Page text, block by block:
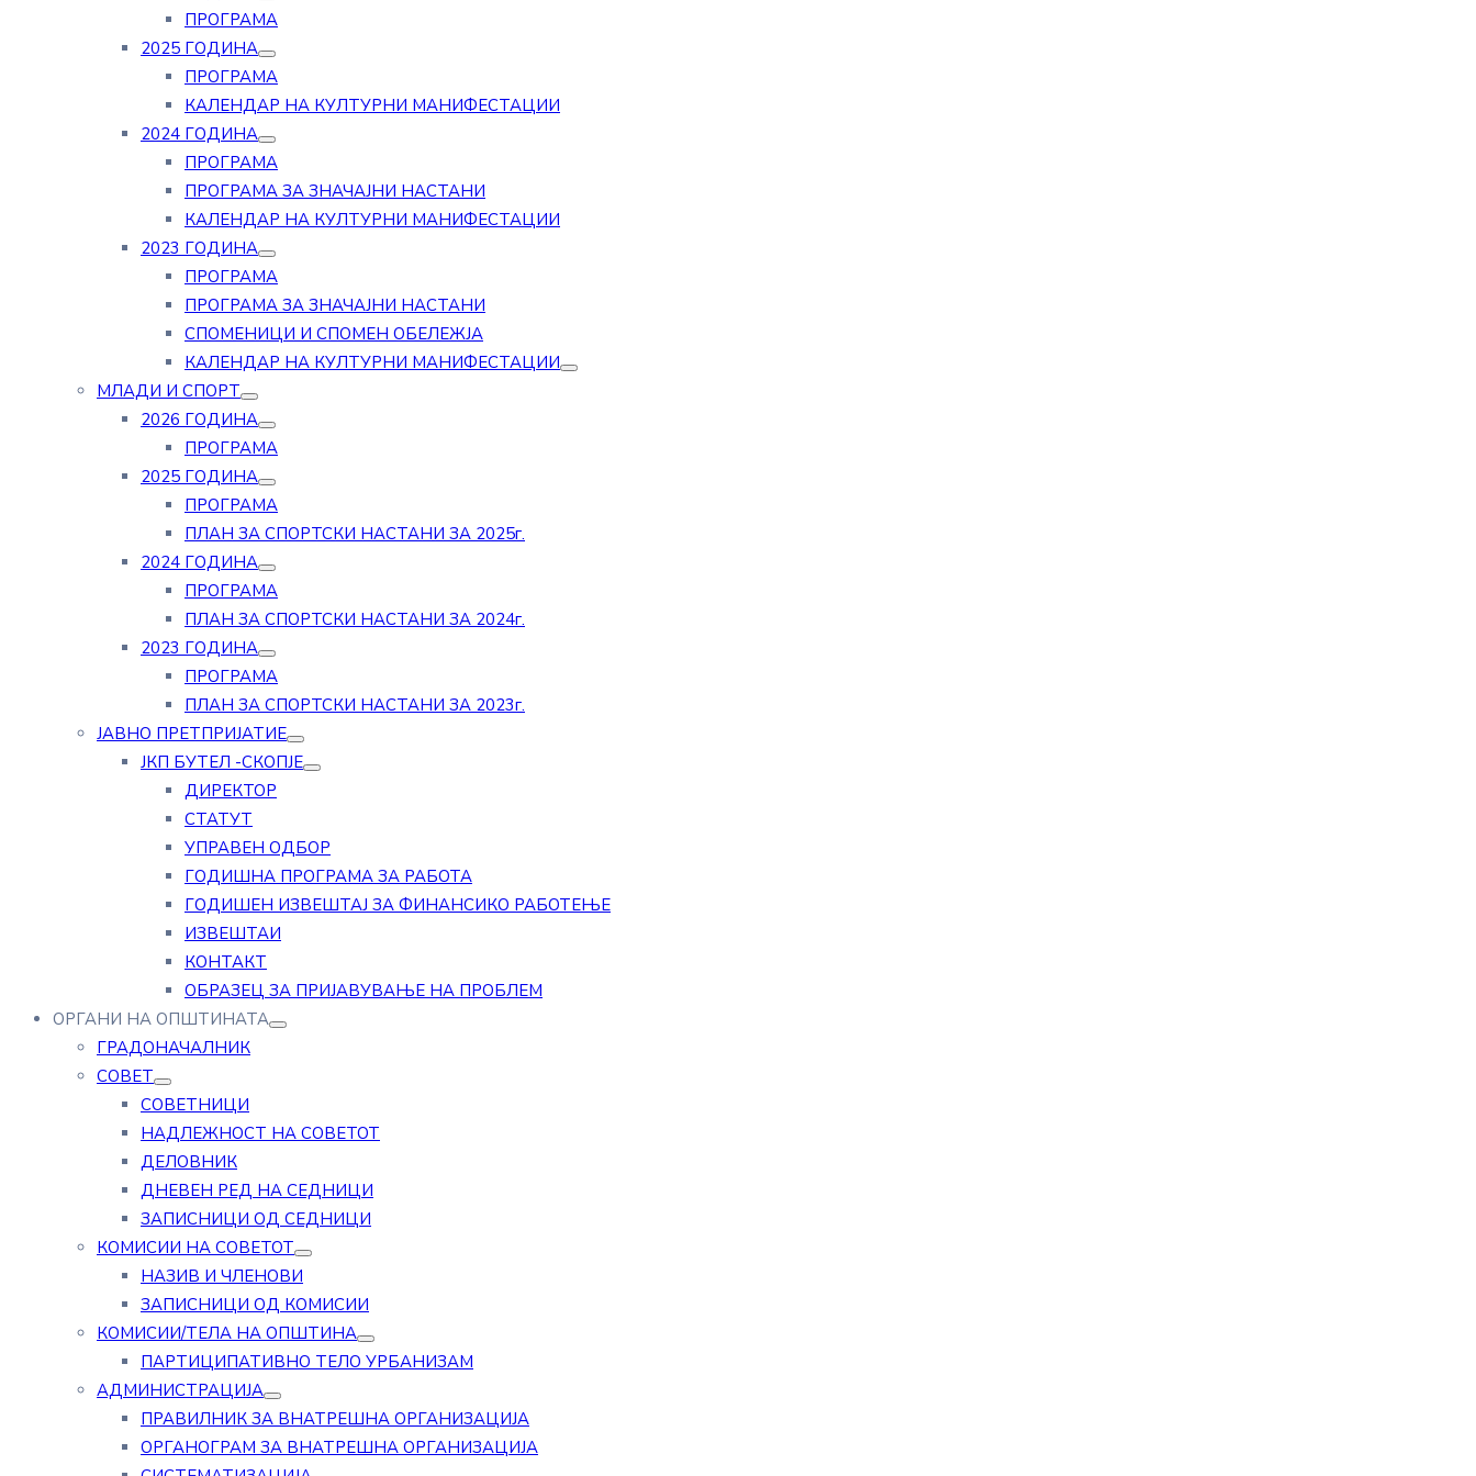
ПРОГРАМА
2025 ГОДИНА
ПРОГРАМА
КАЛЕНДАР НА КУЛТУРНИ МАНИФЕСТАЦИИ
2024 ГОДИНА
ПРОГРАМА
ПРОГРАМА ЗА ЗНАЧАЈНИ НАСТАНИ
КАЛЕНДАР НА КУЛТУРНИ МАНИФЕСТАЦИИ
2023 ГОДИНА
ПРОГРАМА
ПРОГРАМА ЗА ЗНАЧАЈНИ НАСТАНИ
СПОМЕНИЦИ И СПОМЕН ОБЕЛЕЖЈА
КАЛЕНДАР НА КУЛТУРНИ МАНИФЕСТАЦИИ
МЛАДИ И СПОРТ
2026 ГОДИНА
ПРОГРАМА
2025 ГОДИНА
ПРОГРАМА
ПЛАН ЗА СПОРТСКИ НАСТАНИ ЗА 2025г.
2024 ГОДИНА
ПРОГРАМА
ПЛАН ЗА СПОРТСКИ НАСТАНИ ЗА 2024г.
2023 ГОДИНА
ПРОГРАМА
ПЛАН ЗА СПОРТСКИ НАСТАНИ ЗА 2023г.
ЈАВНО ПРЕТПРИЈАТИЕ
ЈКП БУТЕЛ -СКОПЈЕ
ДИРЕКТОР
СТАТУТ
УПРАВЕН ОДБОР
ГОДИШНА ПРОГРАМА ЗА РАБОТА
ГОДИШЕН ИЗВЕШТАЈ ЗА ФИНАНСИКО РАБОТЕЊЕ
ИЗВЕШТАИ
КОНТАКТ
ОБРАЗЕЦ ЗА ПРИЈАВУВАЊЕ НА ПРОБЛЕМ
ОРГАНИ НА ОПШТИНАТА
ГРАДОНАЧАЛНИК
СОВЕТ
СОВЕТНИЦИ
НАДЛЕЖНОСТ НА СОВЕТОТ
ДЕЛОВНИК
ДНЕВЕН РЕД НА СЕДНИЦИ
ЗАПИСНИЦИ ОД СЕДНИЦИ
КОМИСИИ НА СОВЕТОТ
НАЗИВ И ЧЛЕНОВИ
ЗАПИСНИЦИ ОД КОМИСИИ
КОМИСИИ/ТЕЛА НА ОПШТИНА
ПАРТИЦИПАТИВНО ТЕЛО УРБАНИЗАМ
АДМИНИСТРАЦИЈА
ПРАВИЛНИК ЗА ВНАТРЕШНА ОРГАНИЗАЦИЈА
ОРГАНОГРАМ ЗА ВНАТРЕШНА ОРГАНИЗАЦИЈА